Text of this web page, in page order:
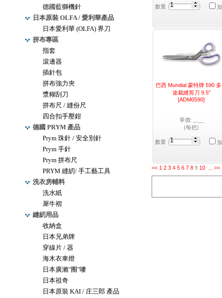
德國藍獅機針
日本原裝 OLFA / 愛利華產品
日本愛利華 (OLFA) 界刀
拼布專區
指套
滾邊器
插針包
拼布強力夾
漿糊刮刀
拼布尺 / 縫份尺
四合扣手壓鉗
德國 PRYM 產品
Prym 珠針 / 安全別針
Prym 手針
Prym 拼布尺
PRYM 縫紉/ 手工藝工具
洗衣房輔料
洗水紙
犀牛褶
縫紉用品
收納盒
日本兄弟牌
穿線片 / 器
海木衣車燈
日本廣瀨"圈"嘜
日本祖奇
日本原裝 KAI / 庄三郎 產品
數量
巴西 Mundial 蒙特牌 590
途裁縫剪刀 9.5"
[ADM0590]
單價: _.__
(每把)
數量
<< 1 2 3 4 5 6 7 8 9 10 >>